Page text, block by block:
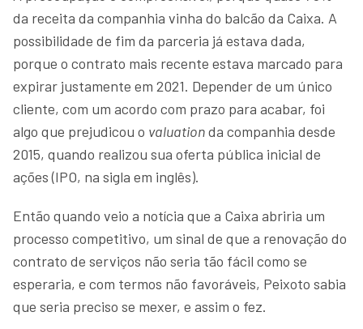
da receita da companhia vinha do balcão da Caixa. A
possibilidade de fim da parceria já estava dada,
porque o contrato mais recente estava marcado para
expirar justamente em 2021. Depender de um único
cliente, com um acordo com prazo para acabar, foi
algo que prejudicou o valuationda companhia desde
2015, quando realizou sua oferta pública inicial de
ações (IPO, na sigla em inglês).
Então quando veio a notícia que a Caixa abriria um
processo competitivo, um sinal de que a renovação do
contrato de serviços não seria tão fácil como se
esperaria, e com termos não favoráveis, Peixoto sabia
que seria preciso se mexer, e assim o fez.